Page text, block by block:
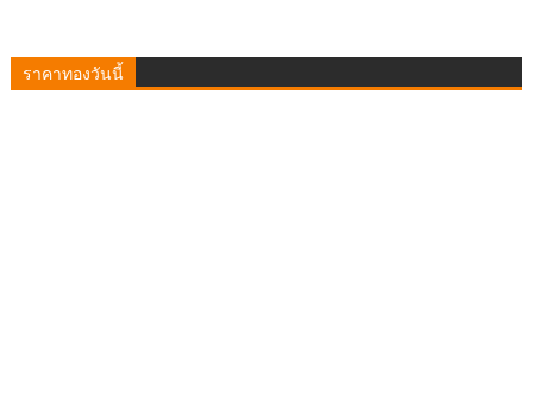
ราคาทองวันนี้